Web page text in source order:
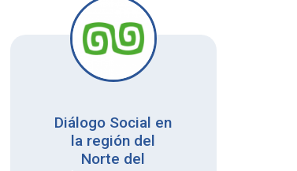
Diálogo Social en
la región del
Norte del